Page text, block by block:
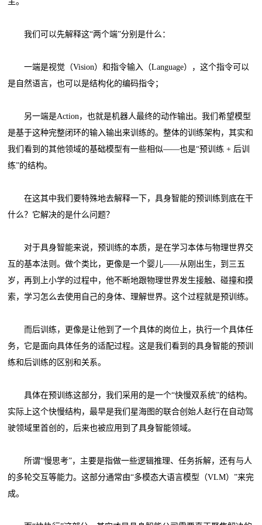
我们可以先解释这“两个端”分别是什么：
一端是视觉（Vision）和指令输入（Language），这个指令可以
是自然语言，也可以是结构化的编码指令；
另一端是Action，也就是机器人最终的动作输出。我们希望模型
是基于这种完整闭环的输入输出来训练的。整体的训练架构，其实和
我们看到的其他领域的基础模型有一些相似——也是“预训练 + 后训
练”的结构。
在这其中我们要特殊地去解释一下，具身智能的预训练到底在干
什么？它解决的是什么问题？
对于具身智能来说，预训练的本质，是在学习本体与物理世界交
互的基本法则。做个类比，更像是一个婴儿——从刚出生，到三五
岁，再到上小学的过程中，他不断地跟物理世界发生接触、碰撞和摸
索，学习怎么去使用自己的身体、理解世界。这个过程就是预训练。
而后训练，更像是让他到了一个具体的岗位上，执行一个具体任
务，它是面向具体任务的适配过程。这是我们看到的具身智能的预训
练和后训练的区别和关系。
具体在预训练这部分，我们采用的是一个“快慢双系统”的结构。
实际上这个快慢结构，最早是我们星海图的联合创始人赵行在自动驾
驶领域里首创的，后来也被应用到了具身智能领域。
所谓“慢思考”，主要是指做一些逻辑推理、任务拆解，还有与人
的多轮交互等能力。这部分通常由“多模态大语言模型（VLM）”来完
成。